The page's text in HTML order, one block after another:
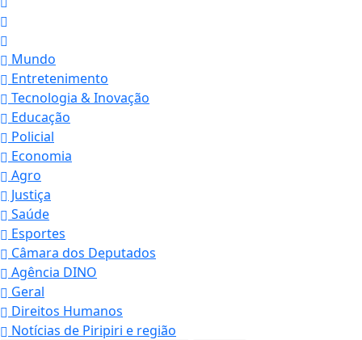
Mundo
Entretenimento
Tecnologia & Inovação
Educação
Policial
Economia
Agro
Justiça
Saúde
Esportes
Câmara dos Deputados
Agência DINO
Geral
Direitos Humanos
Notícias de Piripiri e região